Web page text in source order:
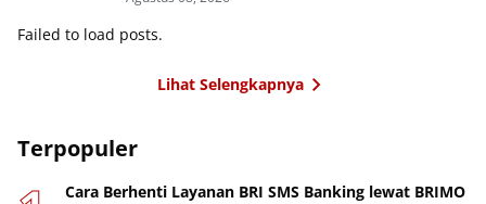
Failed to load posts.
Lihat Selengkapnya
Terpopuler
Cara Berhenti Layanan BRI SMS Banking lewat BRIMO